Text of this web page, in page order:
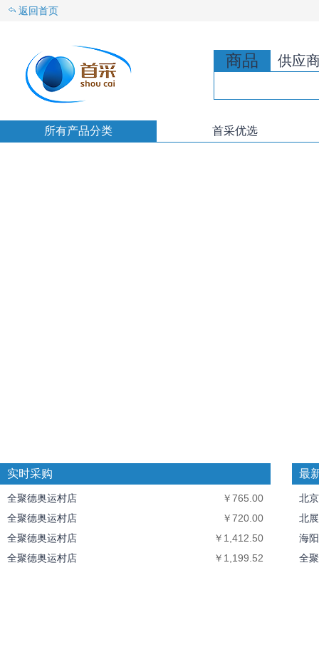
返回首页
商品 供应
所有产品分类 首采优选
实时采购
全聚德奥运村店
￥765.00
全聚德奥运村店
￥720.00
全聚德奥运村店
￥1,412.50
全聚德奥运村店
￥1,199.52
最
北
北
海
全